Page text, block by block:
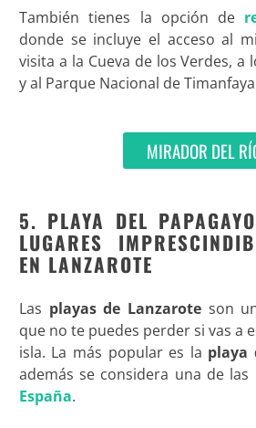
También tienes la opción de
donde se incluye el acceso al
visita a la Cueva de los Verdes, a
y al Parque Nacional de
MIRADOR DEL
5. PLAYA DEL
LUGARES
EN LANZAROTE
Las playas de Lanzaroteson
que no te puedes perder si vas a
isla. La más popular es la playa
además se considera una de las
España.